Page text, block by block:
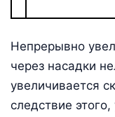
Непрерывно
через насадки
увеличивается
следствие